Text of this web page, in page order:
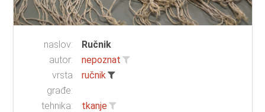
naslov:
Ručnik
autor:
nepoznat
vrsta
građe:
ručnik
tehnika:
tkanje